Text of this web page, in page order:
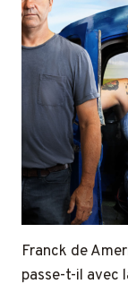
Franck de
passe-t-il avec